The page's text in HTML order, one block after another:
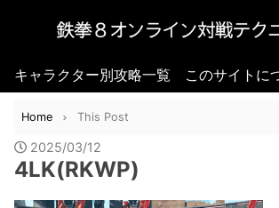
キャラクター別攻略一覧 このサイトに
Home This Post
2025/03/12
4LK(RKWP)